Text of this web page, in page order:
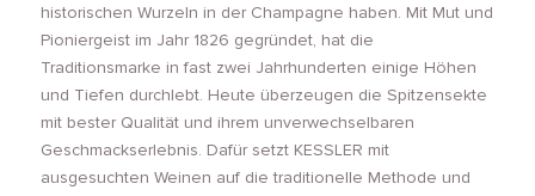
historischen Wurzeln in der Champagne haben. Mit Mut und
Pioniergeist im Jahr 1826 gegründet, hat die
Traditionsmarke in fast zwei Jahrhunderten einige Höhen
und Tiefen durchlebt. Heute überzeugen die Spitzensekte
mit bester Qualität und ihrem unverwechselbaren
Geschmackserlebnis. Dafür setzt KESSLER mit
ausgesuchten Weinen auf die traditionelle Methode und